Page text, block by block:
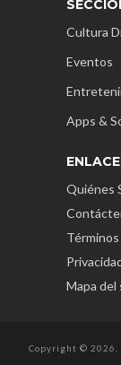
Cultura
Eventos
Apps &
Quiénes
Mapa del
Copyright © 2026.